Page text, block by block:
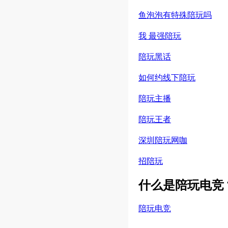
鱼泡泡有特殊陪玩吗
我 最强陪玩
陪玩黑话
如何约线下陪玩
陪玩主播
陪玩王者
深圳陪玩网咖
招陪玩
什么是陪玩电竞
陪玩电竞